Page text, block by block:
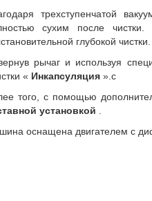
трехступенчатой
сухим после
глубокой чистки.
рычаг и используя
« Инкапсуляция».с
того, с помощью
установкой .
оснащена двигателем с